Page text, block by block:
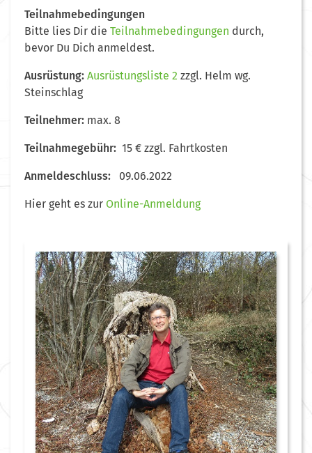
Teilnahmebedingungen
Bitte lies Dir die Teilnahmebedingungen durch,
bevor Du Dich anmeldest.
Ausrüstung: Ausrüstungsliste 2 zzgl. Helm wg.
Steinschlag
Teilnehmer: max. 8
Teilnahmegebühr: 15 € zzgl. Fahrtkosten
Anmeldeschluss: 09.06.2022
Hier geht es zur Online-Anmeldung